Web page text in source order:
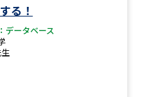
る！
データベース